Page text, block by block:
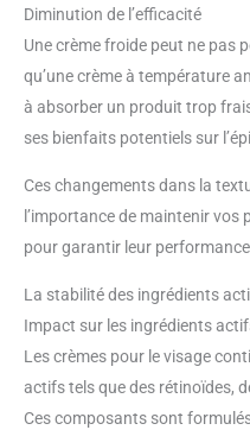
Diminution de l’efficacité
Une crème froide peut ne pas
qu’une crème à température
à absorber un produit trop
ses bienfaits potentiels sur
Ces changements dans la
l’importance de maintenir
pour garantir leur
La stabilité des ingrédients
Impact sur les ingrédients
Les crèmes pour le visage
actifs tels que des rétinoïdes,
Ces composants sont